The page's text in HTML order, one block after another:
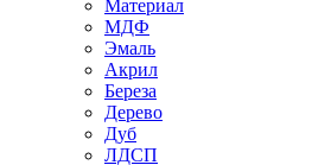
Материал
МДФ
Эмаль
Акрил
Береза
Дерево
Дуб
ЛДСП